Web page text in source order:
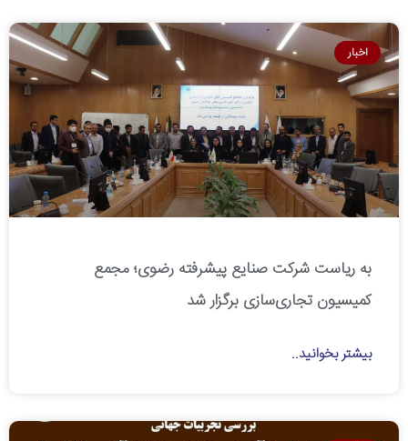
اخبار
به ریاست شرکت صنایع پیشرفته رضوی؛ مجمع
کمیسیون تجاری‌سازی برگزار شد
بیشتر بخوانید..